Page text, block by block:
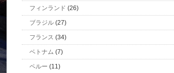
フィンランド (26)
ブラジル (27)
フランス (34)
ベトナム (7)
ペルー (11)